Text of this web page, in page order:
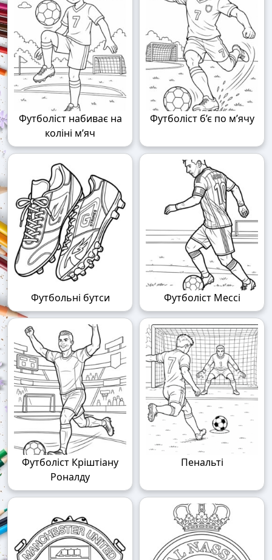
Футболіст набиває на
коліні м’яч
Футболіст б’є по м’ячу
Футбольні бутси Футболіст Мессі
Футболіст Кріштіану
Роналду
Пенальті